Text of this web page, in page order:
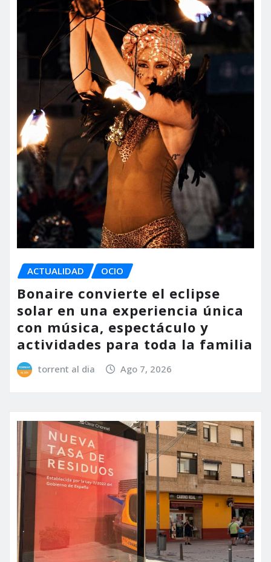
ACTUALIDAD OCIO
Bonaire convierte el eclipse
solar en una experiencia única
con música, espectáculo y
actividades para toda la familia
torrent al dia Ago 7, 2026